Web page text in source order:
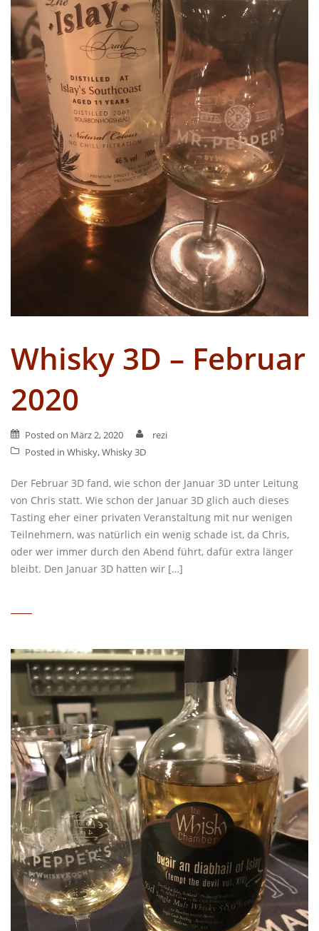
Whisky 3D – Februar
2020
Posted on März 2, 2020
rezi
Posted in Whisky,Whisky 3D
Der Februar 3D fand, wie schon der Januar 3D unter Leitung
von Chris statt. Wie schon der Januar 3D glich auch dieses
Tasting eher einer privaten Veranstaltung mit nur wenigen
Teilnehmern, was natürlich ein wenig schade ist, da Chris,
oder wer immer durch den Abend führt, dafür extra länger
bleibt. Den Januar 3D hatten wir […]